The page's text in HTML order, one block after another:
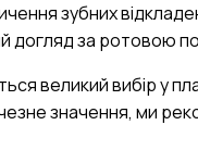
зубних
догляд за ротовою
великий вибір у
значення, ми